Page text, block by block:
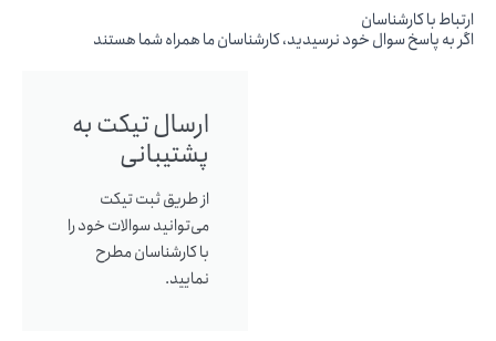
ارتباط با کارشناسان
اگر به پاسخ سوال خود نرسیدید، کارشناسان ما همراه شما هستند
ارسال تیکت به
پشتیبانی
از طریق ثبت تیکت
می‌توانید سوالات خود را
با کارشناسان مطرح
نمایید.